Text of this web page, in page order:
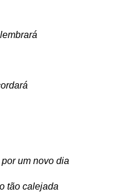
um novo dia
tão calejada